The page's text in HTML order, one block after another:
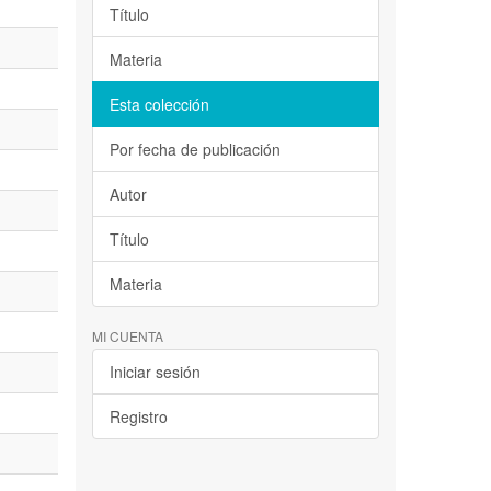
Título
Materia
Esta colección
Por fecha de publicación
Autor
Título
Materia
MI CUENTA
Iniciar sesión
Registro